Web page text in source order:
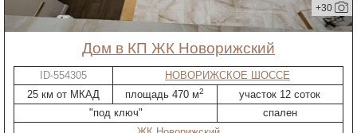
+30
дом в КП ЖК Новорижский
ID-554305
НОВОРИЖСКОЕ ШОССЕ
25 км от МКАД
площадь 470 м2
участок 12 соток
"под ключ"
спален